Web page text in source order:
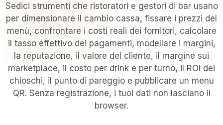
SOLUZIONI
PER TIPO DI STRUTTURA
Ristoranti con servizio completo
Ristoranti informali e bistrot
Bar e discoteche
Hotel e resort
Da asporto e consegna a domicilio
Food truck e cucine virtuali
Sedici strumenti che ristoratori e gestori di bar usano
per dimensionare il cambio cassa, fissare i prezzi del
menù, confrontare i costi reali dei fornitori, calcolare
il tasso effettivo dei pagamenti, modellare i margini,
la reputazione, il valore del cliente, il margine sui
marketplace, il costo per drink e per turno, il ROI dei
chioschi, il punto di pareggio e pubblicare un menu
QR. Senza registrazione, i tuoi dati non lasciano il
browser.